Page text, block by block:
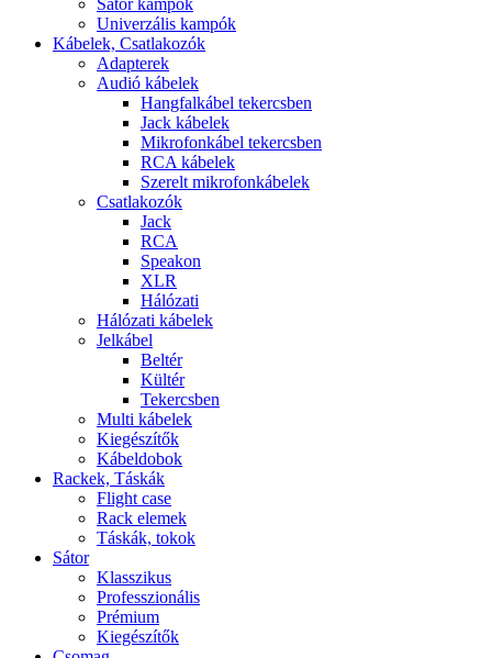
Sátor kampók
Univerzális kampók
Kábelek, Csatlakozók
Adapterek
Audió kábelek
Hangfalkábel tekercsben
Jack kábelek
Mikrofonkábel tekercsben
RCA kábelek
Szerelt mikrofonkábelek
Csatlakozók
Jack
RCA
Speakon
XLR
Hálózati
Hálózati kábelek
Jelkábel
Beltér
Kültér
Tekercsben
Multi kábelek
Kiegészítők
Kábeldobok
Rackek, Táskák
Flight case
Rack elemek
Táskák, tokok
Sátor
Klasszikus
Professzionális
Prémium
Kiegészítők